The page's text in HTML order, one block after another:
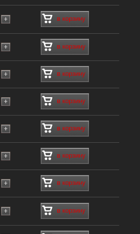
в корзину
в корзину
в корзину
в корзину
в корзину
в корзину
в корзину
в корзину